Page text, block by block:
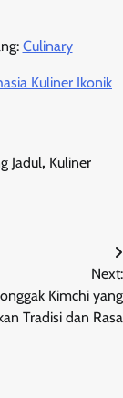
Culinary
Kuliner Ikonik
Jadul, Kuliner
Next:
Kimchi yang
Tradisi dan Rasa